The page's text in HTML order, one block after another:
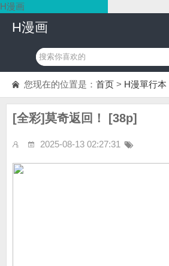
H漫画
H漫画
您现在的位置是： 首页 > H漫單行本
[全彩]莫奇返回！ [38p]
2025-08-13 02:27:31